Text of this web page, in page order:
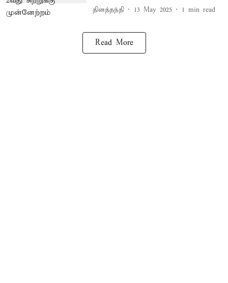
தினத்தந்தி 13 May 2025 1 min read
Read More